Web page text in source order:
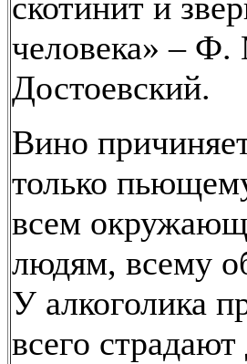
скотинит и
человека» –
Достоевский.
Вино
только
всем
людям, всему
У алкоголика
всего страдают